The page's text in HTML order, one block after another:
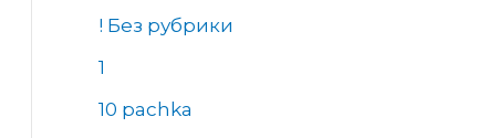
! Без рубрики
1
10 pachka